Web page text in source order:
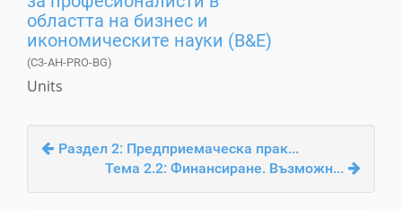
областта на бизнес и
икономическите науки (B&E)
(C3-AH-PRO-BG)
Units
Раздел 2: Предприемаческа прак...
Тема 2.2: Финансиране. Възможн...